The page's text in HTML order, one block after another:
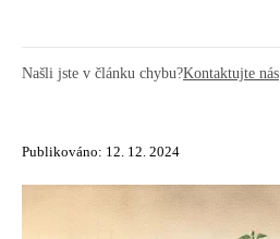
Našli jste v článku chybu?Kontaktujte nás
Publikováno: 12. 12. 2024